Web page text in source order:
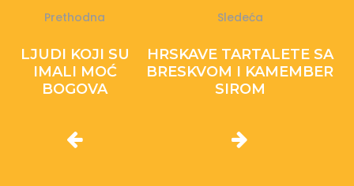
Prethodna
LJUDI KOJI SU
IMALI MOĆ
BOGOVA
Sledeća
HRSKAVE TARTALETE SA
BRESKVOM I KAMEMBER
SIROM